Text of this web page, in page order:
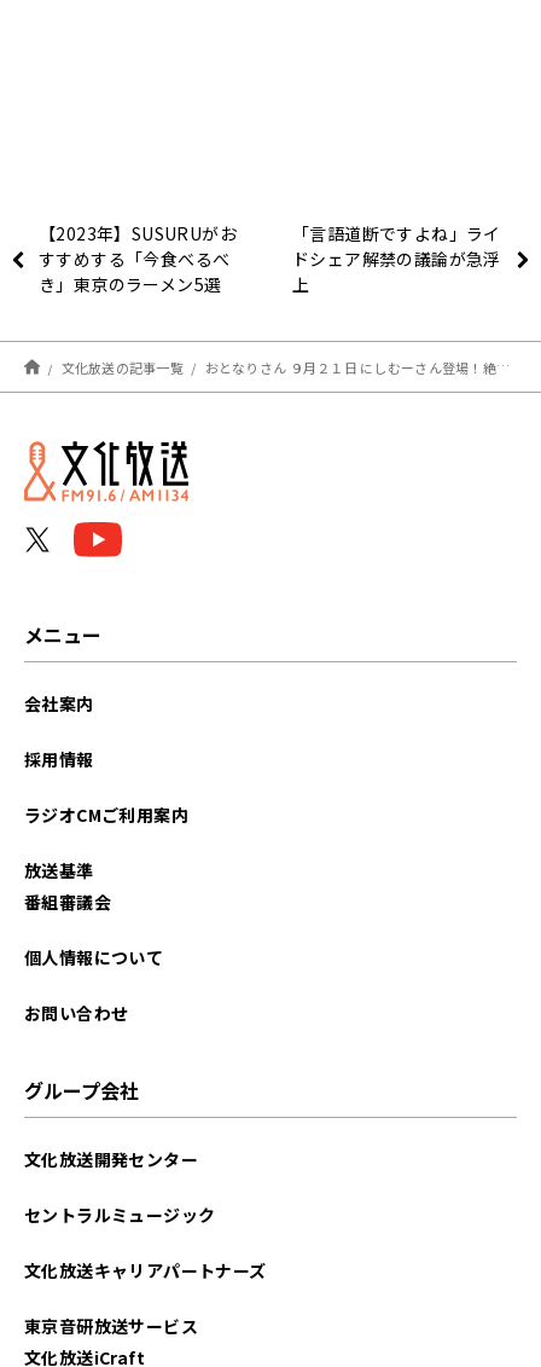
【2023年】SUSURUがお
すすめする「今食べるべ
き」東京のラーメン5選
「言語道断ですよね」ライ
ドシェア解禁の議論が急浮
上
文化放送の記事一覧 おとなりさん ９月２１日 にしむーさん登場！絶品のフルーツサンドを実食！
メニュー
会社案内
採用情報
ラジオCMご利用案内
放送基準
番組審議会
個人情報について
お問い合わせ
グループ会社
文化放送開発センター
セントラルミュージック
文化放送キャリアパートナーズ
東京音研放送サービス
文化放送iCraft